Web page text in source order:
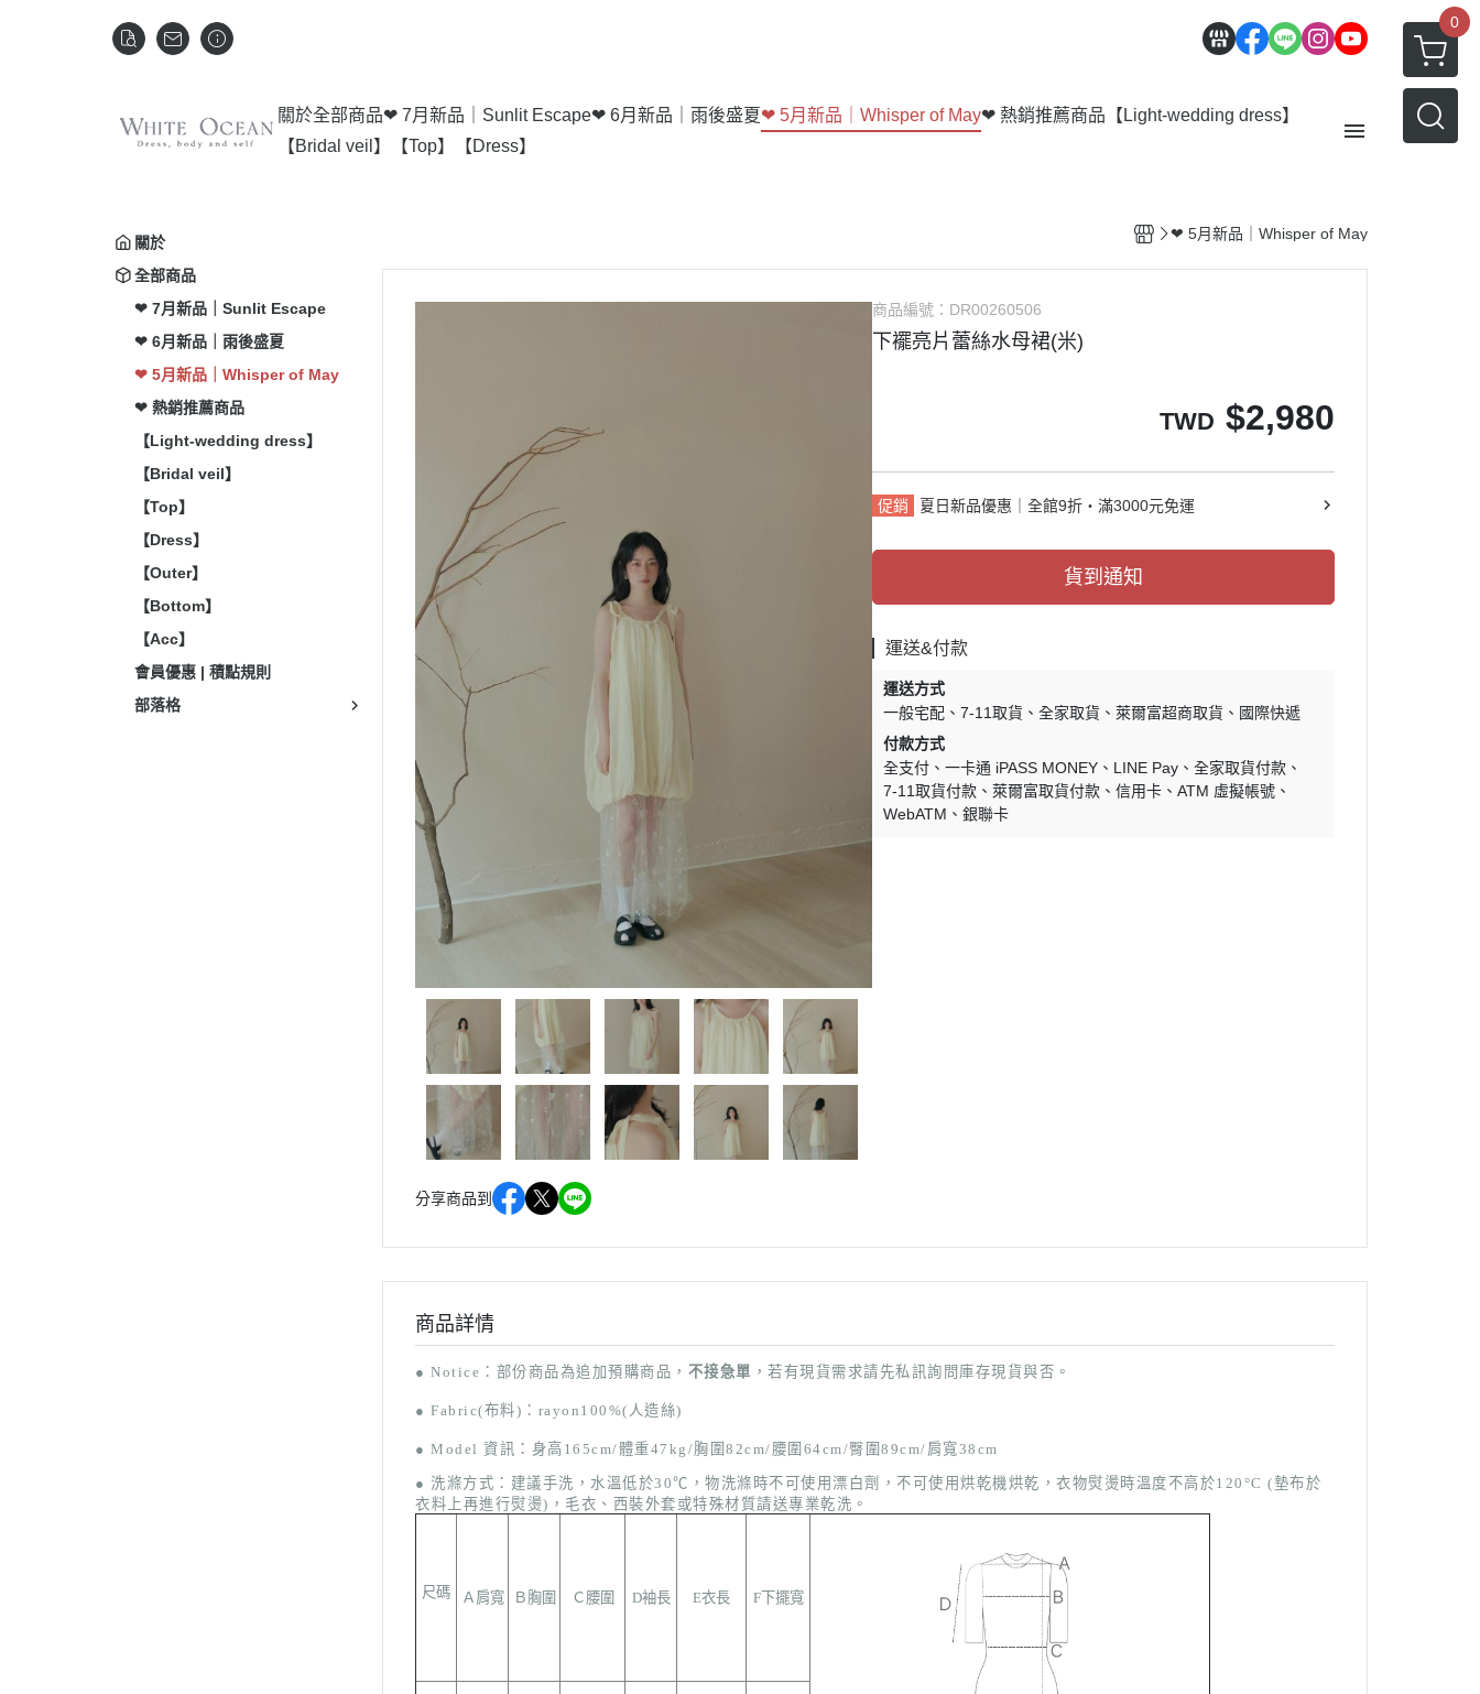
0
關於全部商品❤ 7月新品｜Sunlit Escape❤ 6月新品｜雨後盛夏❤ 5月新品｜Whisper of May❤ 熱銷推薦商品 【Light-wedding dress】
【Bridal veil】
【Top】 【Dress】
【Outer】
關於
全部商品
❤ 7月新品｜Sunlit Escape
❤ 6月新品｜雨後盛夏
❤ 5月新品｜Whisper of May
❤ 熱銷推薦商品
【Light-wedding dress】
【Bridal veil】
【Top】
【Dress】
【Outer】
【Bottom】
【Acc】
會員優惠 | 積點規則
部落格
❤ 5月新品｜Whisper of May
分享商品到
商品編號： DR00260506
下襬亮片蕾絲水母裙(米)
TWD $2,980
促銷 夏日新品優惠｜全館9折・滿3000元免運
貨到通知
運送&付款
運送方式
一般宅配
7-11取貨 全家取貨 萊爾富超商取貨
國際快遞
付款方式
全支付
一卡通 iPASS MONEY LINE Pay
全家取貨付款
7-11取貨付款
萊爾富取貨付款 信用卡
ATM 虛擬帳號
WebATM
銀聯卡
商品詳情
● Notice ：部份商品為追加預購商品， 不接急單 ，若有現貨需求請先私訊詢問庫存現貨與否。
● Fabric(布料)：rayon100 %(人造絲)
● Model 資訊：身高165cm/體重47kg/胸圍82cm/腰圍64cm/臀圍89cm/肩寬38cm
● 洗滌方式： 建議手洗，水溫低於30℃ ， 物洗滌時不可使用漂白劑，不可使用烘乾機烘乾，衣物熨燙時溫度不高於120°C (墊布於
衣料上再進行熨 燙)，毛衣、西裝外套或特殊材質請送專業乾洗。
尺碼 Ａ肩寬 Ｂ胸圍 Ｃ腰圍 D袖長 E衣長 F下擺寬